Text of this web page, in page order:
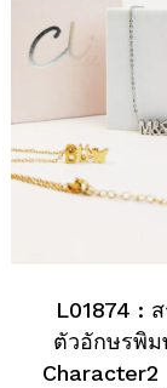
L01874 :
ตัวอักษรพิ
Character2